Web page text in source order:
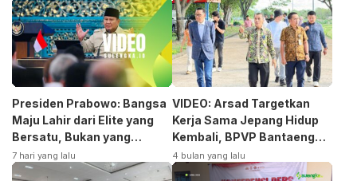
Presiden Prabowo: Bangsa
Maju Lahir dari Elite yang
Bersatu, Bukan yang
Terpecah
7 hari yang lalu
VIDEO: Arsad Targetkan
Kerja Sama Jepang Hidup
Kembali, BPVP Bantaeng
Siap Bangkitkan Jurusan
Otomotif
4 bulan yang lalu